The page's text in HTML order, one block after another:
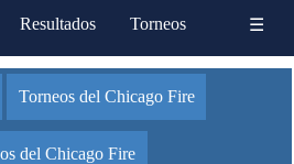
Resultados Torneos ☰
Torneos del Chicago Fire
del Chicago Fire